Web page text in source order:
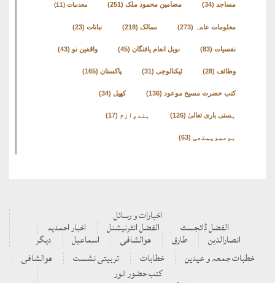
مضامین محمود ملک(251) معدنیات
معلومات عامہ(273) ممالک نباتات
نوبل انعام یافتگان(45) واقفین نو (43)
ٹیکنالوجی(31) پاکستان
کتب حضرت مسیح موعود(136) کھیل
ہستی باری تعالیٰ(126) ہندوازم (17)
ہومیوپیتھی (63)
اخبارات و رسائل
الفضل ڈائجسٹ الفضل انٹرنیشنل اخبار احمدیہ
انصارالدین طارق ھوالشافی اسماعیل
دیگر
جمعہ و عیدین
خطابات تربیتی نشست
ھوالشافی
کتب حضور انور